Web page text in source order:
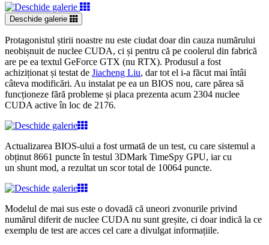
Deschide galerie
Protagonistul știrii noastre nu este ciudat doar din cauza numărului
neobișnuit de nuclee CUDA, ci și pentru că pe coolerul din fabrică
are pe ea textul GeForce GTX (nu RTX). Produsul a fost
achiziționat și testat de Jiacheng Liu, dar tot el i-a făcut mai întâi
câteva modificări. Au instalat pe ea un BIOS nou, care părea să
funcționeze fără probleme și placa prezenta acum 2304 nuclee
CUDA active în loc de 2176.
Actualizarea BIOS-ului a fost urmată de un test, cu care sistemul a
obținut 8661 puncte în testul 3DMark TimeSpy GPU, iar cu
un shunt mod, a rezultat un scor total de 10064 puncte.
Modelul de mai sus este o dovadă că uneori zvonurile privind
numărul diferit de nuclee CUDA nu sunt greșite, ci doar indică la ce
exemplu de test are acces cel care a divulgat informațiile.